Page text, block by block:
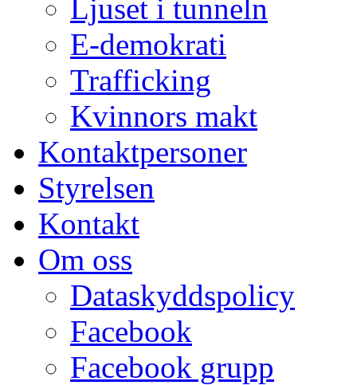
Ljuset i tunneln
E-demokrati
Trafficking
Kvinnors makt
Kontaktpersoner
Styrelsen
Kontakt
Om oss
Dataskyddspolicy
Facebook
Facebook grupp